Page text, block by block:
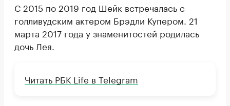
С 2015 по 2019 год Шейк встречалась с
голливудским актером Брэдли Купером. 21
марта 2017 года у знаменитостей родилась
дочь Лея.
Читать РБК Life в Telegram